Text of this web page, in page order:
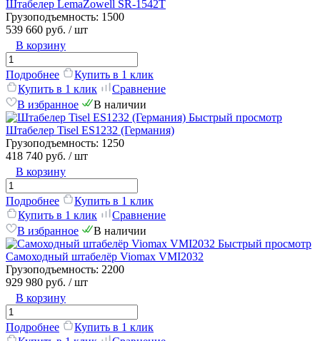
Штабелер LemaZowell SR-1542T
Грузоподъемность: 1500
539 660 руб. / шт
В корзину
Подробнее
Купить в 1 клик
Купить в 1 клик
Сравнение
В избранное
В наличии
Быстрый просмотр
Штабелер Tisel ES1232 (Германия)
Грузоподъемность: 1250
418 740 руб. / шт
В корзину
Подробнее
Купить в 1 клик
Купить в 1 клик
Сравнение
В избранное
В наличии
Быстрый просмотр
Самоходный штабелёр Viomax VMI2032
Грузоподъемность: 2200
929 980 руб. / шт
В корзину
Подробнее
Купить в 1 клик